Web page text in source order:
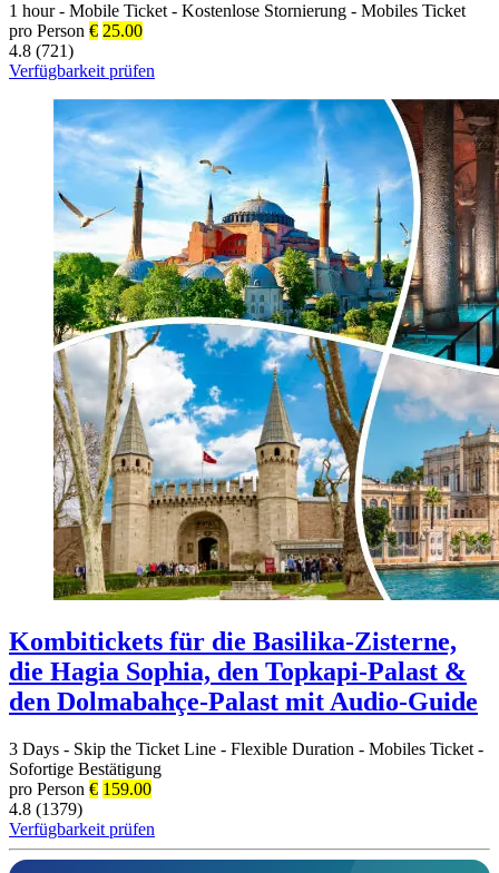
1 hour - Mobile Ticket - Kostenlose Stornierung - Mobiles Ticket
pro Person € 25.00
4.8 (721)
Verfügbarkeit prüfen
Kombitickets für die Basilika-Zisterne,
die Hagia Sophia, den Topkapi-Palast &
den Dolmabahçe-Palast mit Audio-Guide
3 Days - Skip the Ticket Line - Flexible Duration - Mobiles Ticket -
Sofortige Bestätigung
pro Person € 159.00
4.8 (1379)
Verfügbarkeit prüfen